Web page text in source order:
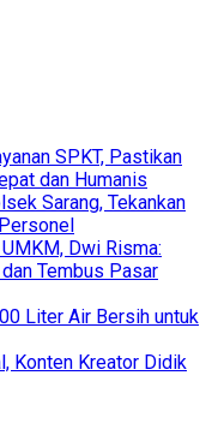
SPKT, Pastikan
dan Humanis
Sarang, Tekankan
Dwi Risma:
Tembus Pasar
Liter Air Bersih untuk
Konten Kreator Didik